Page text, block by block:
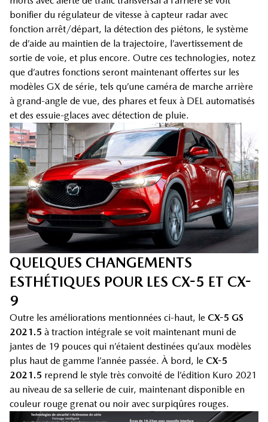
bonifier du régulateur de vitesse à capteur radar avec
fonction arrêt/départ, la détection des piétons, le système
de d’aide au maintien de la trajectoire, l’avertissement de
sortie de voie, et plus encore. Outre ces technologies, notez
que d’autres fonctions seront maintenant offertes sur les
modèles GX de série, tels qu’une caméra de marche arrière
à grand-angle de vue, des phares et feux à DEL automatisés
et des essuie-glaces avec détection de pluie.
QUELQUES CHANGEMENTS
ESTHÉTIQUES POUR LES CX-5 ET CX-
9
Outre les améliorations mentionnées ci-haut, le CX-5 GS
2021.5 à traction intégrale se voit maintenant muni de
jantes de 19 pouces qui n’étaient destinées qu’aux modèles
plus haut de gamme l’année passée. À bord, le CX-5
2021.5 reprend le style très convoité de l’édition Kuro 2021
au niveau de sa sellerie de cuir, maintenant disponible en
couleur rouge grenat ou noir avec surpiqûres rouges.